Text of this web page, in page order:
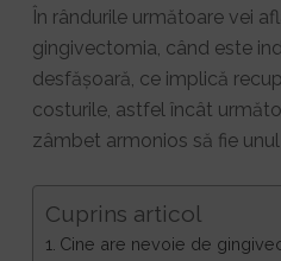
În rândurile următoare vei
gingivectomia, când este
desfășoară, ce implică
costurile, astfel încât
zâmbet armonios să fie
Cuprins articol
Cine are nevoie de